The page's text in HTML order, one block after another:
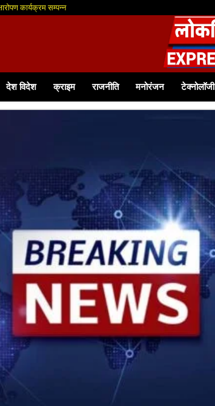
कार्यक्रम सम्पन्न
देश विदेश क्राइम राजनीति मनोरंजन टेक्नोलॉजी